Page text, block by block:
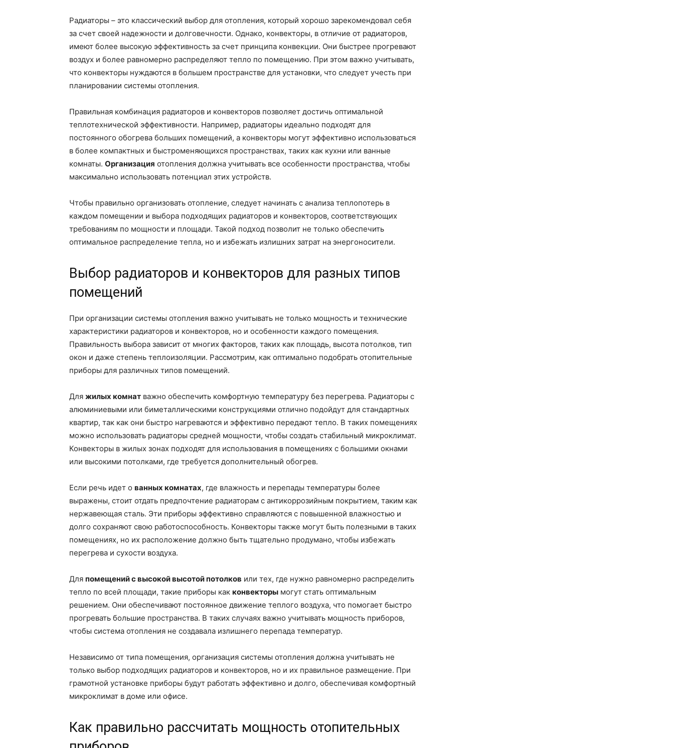
Радиаторы – это классический выбор для отопления, который хорошо зарекомендовал себя
за счет своей надежности и долговечности. Однако, конвекторы, в отличие от радиаторов,
имеют более высокую эффективность за счет принципа конвекции. Они быстрее прогревают
воздух и более равномерно распределяют тепло по помещению. При этом важно учитывать,
что конвекторы нуждаются в большем пространстве для установки, что следует учесть при
планировании системы отопления.
Правильная комбинация радиаторов и конвекторов позволяет достичь оптимальной
теплотехнической эффективности. Например, радиаторы идеально подходят для
постоянного обогрева больших помещений, а конвекторы могут эффективно использоваться
в более компактных и быстроменяющихся пространствах, таких как кухни или ванные
комнаты. Организация отопления должна учитывать все особенности пространства, чтобы
максимально использовать потенциал этих устройств.
Чтобы правильно организовать отопление, следует начинать с анализа теплопотерь в
каждом помещении и выбора подходящих радиаторов и конвекторов, соответствующих
требованиям по мощности и площади. Такой подход позволит не только обеспечить
оптимальное распределение тепла, но и избежать излишних затрат на энергоносители.
Выбор радиаторов и конвекторов для разных типов
помещений
При организации системы отопления важно учитывать не только мощность и технические
характеристики радиаторов и конвекторов, но и особенности каждого помещения.
Правильность выбора зависит от многих факторов, таких как площадь, высота потолков, тип
окон и даже степень теплоизоляции. Рассмотрим, как оптимально подобрать отопительные
приборы для различных типов помещений.
Для жилых комнат важно обеспечить комфортную температуру без перегрева. Радиаторы с
алюминиевыми или биметаллическими конструкциями отлично подойдут для стандартных
квартир, так как они быстро нагреваются и эффективно передают тепло. В таких помещениях
можно использовать радиаторы средней мощности, чтобы создать стабильный микроклимат.
Конвекторы в жилых зонах подходят для использования в помещениях с большими окнами
или высокими потолками, где требуется дополнительный обогрев.
Если речь идет о ванных комнатах, где влажность и перепады температуры более
выражены, стоит отдать предпочтение радиаторам с антикоррозийным покрытием, таким как
нержавеющая сталь. Эти приборы эффективно справляются с повышенной влажностью и
долго сохраняют свою работоспособность. Конвекторы также могут быть полезными в таких
помещениях, но их расположение должно быть тщательно продумано, чтобы избежать
перегрева и сухости воздуха.
Для помещений с высокой высотой потолков или тех, где нужно равномерно распределить
тепло по всей площади, такие приборы как конвекторы могут стать оптимальным
решением. Они обеспечивают постоянное движение теплого воздуха, что помогает быстро
прогревать большие пространства. В таких случаях важно учитывать мощность приборов,
чтобы система отопления не создавала излишнего перепада температур.
Независимо от типа помещения, организация системы отопления должна учитывать не
только выбор подходящих радиаторов и конвекторов, но и их правильное размещение. При
грамотной установке приборы будут работать эффективно и долго, обеспечивая комфортный
микроклимат в доме или офисе.
Как правильно рассчитать мощность отопительных